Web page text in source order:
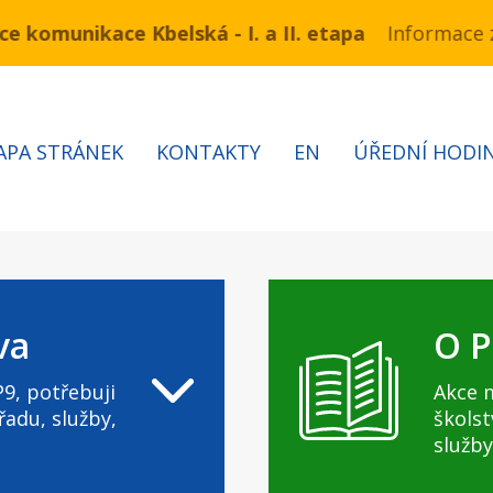
– 7.8.2026 bude probíhat obnova kabelů VN a
komunikace Kbelská - I. a II. etapa Informace
STRÁNEK KONTAKTY EN ÚŘEDNÍ
potřebuji
služby,
O
Akce